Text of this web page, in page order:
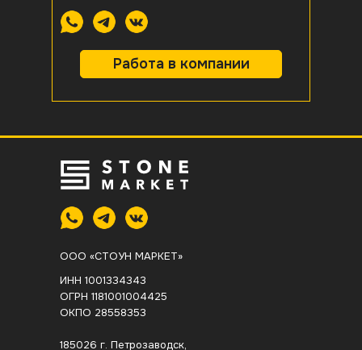
Работа в компании
ООО «СТОУН МАРКЕТ»
ИНН 1001334343
ОГРН 1181001004425
ОКПО 28558353
185026 г. Петрозаводск,